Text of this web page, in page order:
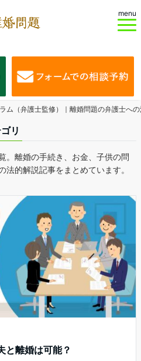
menu
ム（弁護士監修）｜離婚問題の弁護士へ
リ
。離婚の手続き、お金、子供の問
的解説記事をまとめています。
と離婚は可能？